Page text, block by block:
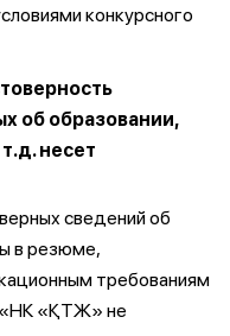
конкурсного
об образовании,
несет
сведений об
в резюме,
требованиям
«НК «ҚТЖ» не